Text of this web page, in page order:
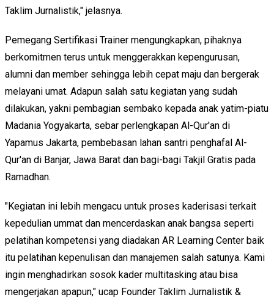
Taklim Jurnalistik," jelasnya.
Pemegang Sertifikasi Trainer mengungkapkan, pihaknya
berkomitmen terus untuk menggerakkan kepengurusan,
alumni dan member sehingga lebih cepat maju dan bergerak
melayani umat. Adapun salah satu kegiatan yang sudah
dilakukan, yakni pembagian sembako kepada anak yatim-piatu
Madania Yogyakarta, sebar perlengkapan Al-Qur'an di
Yapamus Jakarta, pembebasan lahan santri penghafal Al-
Qur'an di Banjar, Jawa Barat dan bagi-bagi Takjil Gratis pada
Ramadhan.
"Kegiatan ini lebih mengacu untuk proses kaderisasi terkait
kepedulian ummat dan mencerdaskan anak bangsa seperti
pelatihan kompetensi yang diadakan AR Learning Center baik
itu pelatihan kepenulisan dan manajemen salah satunya. Kami
ingin menghadirkan sosok kader multitasking atau bisa
mengerjakan apapun," ucap Founder Taklim Jurnalistik &